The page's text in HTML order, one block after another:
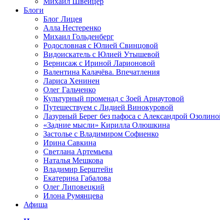
Блоги
Блог Лицея
Алла Нестеренко
Михаил Гольденберг
Родословная с Юлией Свинцовой
Видоискатель с Юлией Утышевой
Вернисаж с Ириной Ларионовой
Валентина Калачёва. Впечатления
Лариса Хенинен
Олег Гальченко
Культурный променад с Зоей Арнаутовой
Путешествуем с Лидией Винокуровой
Лазурный Берег без пафоса с Александрой
«Задние мысли» Кирилла Олюшкина
Застолье с Владимиром Софиенко
Ирина Савкина
Светлана Артемьева
Наталья Мешкова
Владимир Берштейн
Екатерина Габалова
Олег Липовецкий
Илона Румянцева
Афиша